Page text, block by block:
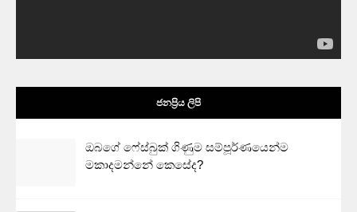
ජනප්‍රිය ලිපි
ඔබගේ ෆේස්බුක් ගිණුම සම්පූර්ණයෙන්ම
මකාදමන්නේ කෙසේද?